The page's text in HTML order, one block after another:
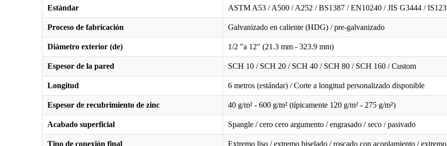
Estándar ASTM A53 / A500 / A252 / BS1387 / EN10240 / JIS G3444 /
Proceso de fabricación Galvanizado en caliente (HDG) / pre-galvanizado
Diámetro exterior (de) 1/2 "a 12" (21.3 mm - 323.9 mm)
Espesor de la pared SCH 10 / SCH 20 / SCH 40 / SCH 80 / SCH 160 / Custom
Longitud 6 metros (estándar) / Corte a longitud personalizado disponible
Espesor de recubrimiento de zinc 40 g/m² - 600 g/m² (típicamente 120 g/m² - 275 g/m²)
Acabado superficial Spangle / cero cero argumento / engrasado / seco / pasivado
Tipo de conexión final Extremo liso / extremo biselado / roscado con acoplamiento /